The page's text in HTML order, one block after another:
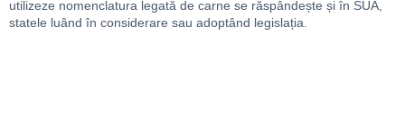
utilizeze nomenclatura legată de carne se răspândește și în SUA,
statele luând în considerare sau adoptând legislația.